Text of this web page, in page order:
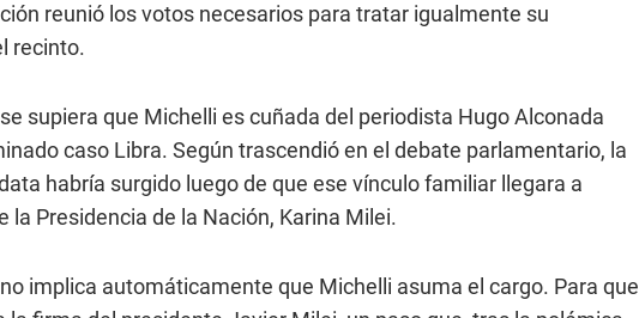
reunió los votos necesarios para tratar igualmente su
recinto.
supiera que Michelli es cuñada del periodista Hugo Alconada
caso Libra. Según trascendió en el debate parlamentario, la
habría surgido luego de que ese vínculo familiar llegara a
Presidencia de la Nación, Karina Milei.
no implica automáticamente que Michelli asuma el cargo. Para que